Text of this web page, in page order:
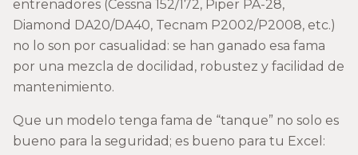
entrenadores (Cessna 152/172, Piper PA-28,
Diamond DA20/DA40, Tecnam P2002/P2008, etc.)
no lo son por casualidad: se han ganado esa fama
por una mezcla de docilidad, robustez y facilidad de
mantenimiento.
Que un modelo tenga fama de “tanque” no solo es
bueno para la seguridad; es bueno para tu Excel: